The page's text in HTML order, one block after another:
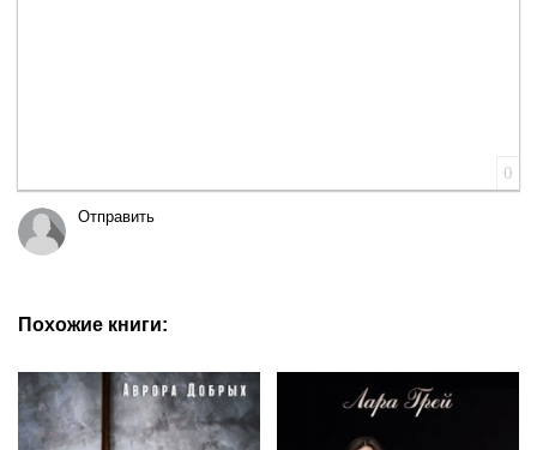
0
Отправить
Похожие книги: